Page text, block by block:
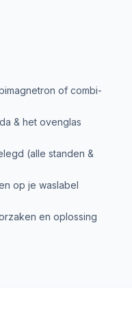
of combi-
& het ovenglas
(alle standen &
op je waslabel
en oplossing